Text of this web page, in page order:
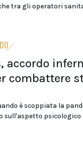
tra gli operatori
accordo
combattere
è scoppiata la
sull'aspetto psicologico